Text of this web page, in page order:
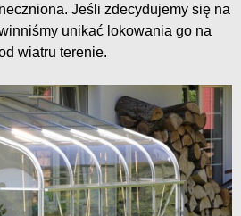
Jeśli zdecydujemy się na
unikać lokowania go na
wiatru terenie.